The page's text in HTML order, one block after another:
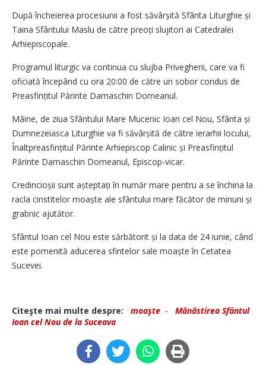
După încheierea procesiunii a fost săvârșită Sfânta Liturghie și
Taina Sfântului Maslu de către preoți slujitori ai Catedralei
Arhiepiscopale.
Programul liturgic va continua cu slujba Privegherii, care va fi
oficiată începând cu ora 20:00 de către un sobor condus de
Preasfințitul Părinte Damaschin Dorneanul.
Mâine, de ziua Sfântului Mare Mucenic Ioan cel Nou, Sfânta și
Dumnezeiasca Liturghie va fi săvârșită de către ierarhii locului,
Înaltpreasfințitul Părinte Arhiepiscop Calinic și Preasfințitul
Părinte Damaschin Dorneanul, Episcop-vicar.
Credincioșii sunt așteptați în număr mare pentru a se închina la
racla cinstitelor moaște ale sfântului mare făcător de minuni și
grabnic ajutător.
Sfântul Ioan cel Nou este sărbătorit și la data de 24 iunie, când
este pomenită aducerea sfintelor sale moaște în Cetatea
Sucevei.
Citeşte mai multe despre: moaşte - Mănăstirea Sfântul
Ioan cel Nou de la Suceava